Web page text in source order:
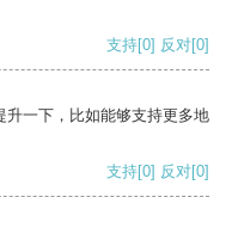
支持[0] 反对[0]
升一下，比如能够支持更多地
支持[0] 反对[0]